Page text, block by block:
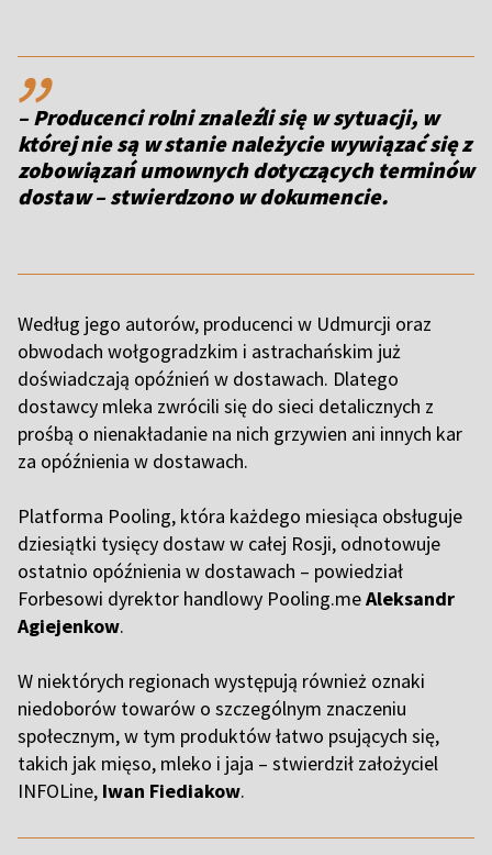
,,
– Producenci rolni znaleźli się w sytuacji, w
której nie są w stanie należycie wywiązać się z
zobowiązań umownych dotyczących terminów
dostaw – stwierdzono w dokumencie.
Według jego autorów, producenci w Udmurcji oraz
obwodach wołgogradzkim i astrachańskim już
doświadczają opóźnień w dostawach. Dlatego
dostawcy mleka zwrócili się do sieci detalicznych z
prośbą o nienakładanie na nich grzywien ani innych kar
za opóźnienia w dostawach.
Platforma Pooling, która każdego miesiąca obsługuje
dziesiątki tysięcy dostaw w całej Rosji, odnotowuje
ostatnio opóźnienia w dostawach – powiedział
Forbesowi dyrektor handlowy Pooling.meAleksandr
Agiejenkow.
W niektórych regionach występują również oznaki
niedoborów towarów o szczególnym znaczeniu
społecznym, w tym produktów łatwo psujących się,
takich jak mięso, mleko i jaja – stwierdził założyciel
INFOLine, Iwan Fiediakow.